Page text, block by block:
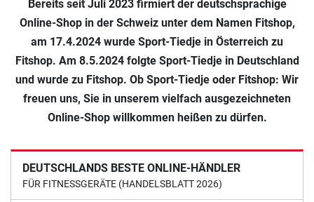
Bereits seit Juli 2023 firmiert der deutschsprachige
Online-Shop in der Schweiz unter dem Namen Fitshop,
am 17.4.2024 wurde Sport-Tiedje in Österreich zu
Fitshop. Am 8.5.2024 folgte Sport-Tiedje in Deutschland
und wurde zu Fitshop. Ob Sport-Tiedje oder Fitshop: Wir
freuen uns, Sie in unserem vielfach ausgezeichneten
Online-Shop willkommen heißen zu dürfen.
DEUTSCHLANDS BESTE ONLINE-HÄNDLER
FÜR FITNESSGERÄTE (HANDELSBLATT 2026)